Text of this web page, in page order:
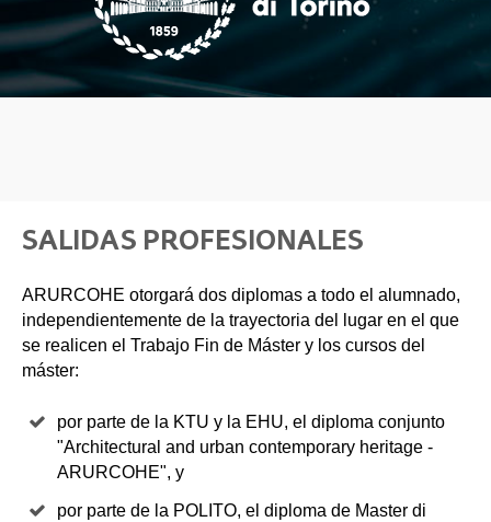
SALIDAS PROFESIONALES
ARURCOHE otorgará dos diplomas a todo el alumnado,
independientemente de la trayectoria del lugar en el que
se realicen el Trabajo Fin de Máster y los cursos del
máster:
por parte de la KTU y la EHU, el diploma conjunto
"Architectural and urban contemporary heritage -
ARURCOHE", y
por parte de la POLITO, el diploma de Master di